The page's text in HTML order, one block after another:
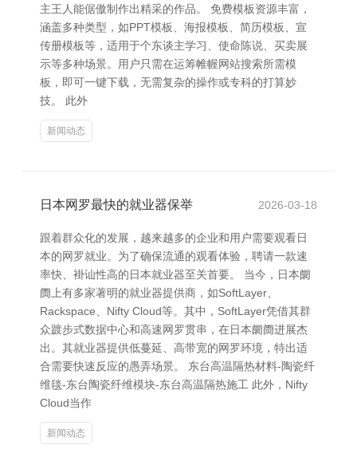
主王人能倨傲制作出精采的作品。 免费模板资源丰富，
涵盖多种类型，如PPT模板、海报模板、简历模板、宣
传册模板等，适用于个东谈主学习、使命陈说、买卖展
示等多种场景。用户只需在运筹帷幄网站搜索所需模
板，即可一键下载，无需复杂的操作或专科的打算妙
技。 此外
新闻动态
日本网罗最快的就业器保举 2026-03-18
跟着群众化的发展，越来越多的企业和用户需要观看日
本的网罗就业。为了确保流通的观看体验，聘请一款速
率快、褂讪性高的日本就业器至关首要。 当今，日本阛
阓上有多家著明的就业器提供商，如SoftLayer、
Rackspace、Nifty Cloud等。其中，SoftLayer凭借其群
众踱步式数据中心和高速网罗贯串，在日本阛阓进展杰
出。其就业器提供低蔓延、高带宽的网罗环境，特出适
合需要快速反应的愚弄场景。 东台高温隔热材料-陶瓷纤
维毯-东台陶瓷纤维模块-东台高温隔热施工 此外，Nifty
Cloud当作
新闻动态